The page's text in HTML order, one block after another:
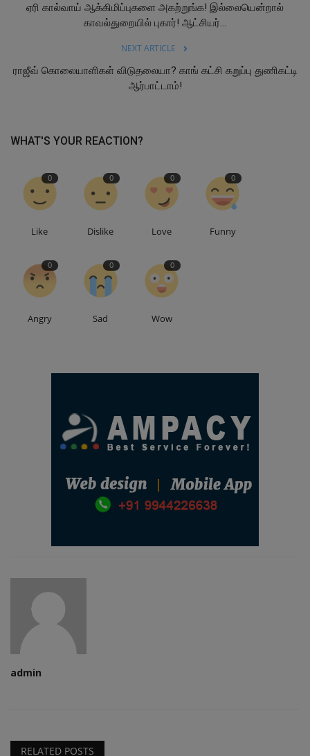
ஏரி கால்வாய் ஆக்கிமிப்புகளை அகற்றுங்க! இல்லையென்றால்
காவல்துறையில் புகார்! ஆட்சியர்...
NEXT ARTICLE
ராஜீவ் கொலையாளிகள் விடுதலையா? காங் கட்சி கறுப்பு துணிகட்டி
ஆர்பாட்டாம்!
WHAT'S YOUR REACTION?
0
Like
0
Dislike
0
Love
0
Funny
0
Angry
0
Sad
0
Wow
admin
RELATED POSTS